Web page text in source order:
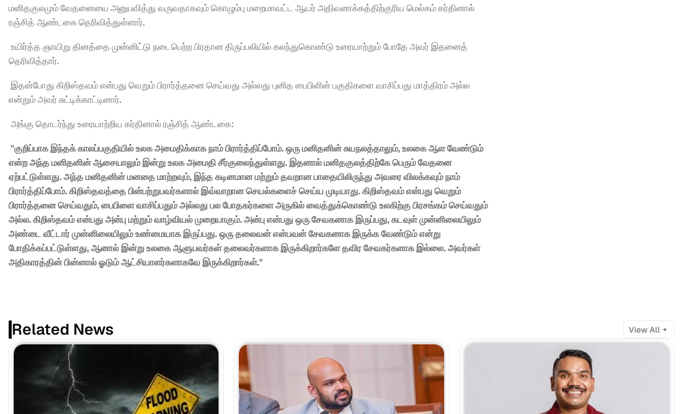
மனிதகுலமும் வேதனையை அனுபவித்து வருவதாகவும் கொழும்பு மறைமாவட்ட ஆயர் அதிவணக்கத்திற்குரிய மெல்கம் கர்தினால்
ரஞ்சித் ஆண்டகை தெரிவித்துள்ளார்.
உயிர்த்த ஞாயிறு தினத்தை முன்னிட்டு நடைபெற்ற பிரதான திருப்பலியில் கலந்துகொண்டு உரையாற்றும் போதே அவர் இதனைத்
தெரிவித்தார்.
இதன்போது கிறிஸ்தவம் என்பது வெறும் பிரார்த்தனை செய்வது அல்லது புனித பைபிளின் பகுதிகளை வாசிப்பது மாத்திரம் அல்ல
என்றும் அவர் சுட்டிக்காட்டினார்.
அங்கு தொடர்ந்து உரையாற்றிய கர்தினால் ரஞ்சித் ஆண்டகை:
"குறிப்பாக இந்தக் காலப்பகுதியில் உலக அமைதிக்காக நாம் பிரார்த்திப்போம். ஒரு மனிதனின் சுயநலத்தாலும், உலகை ஆள வேண்டும்
என்ற அந்த மனிதனின் ஆசையாலும் இன்று உலக அமைதி சீர்குலைந்துள்ளது. இதனால் மனிதகுலத்திற்கே பெரும் வேதனை
ஏற்பட்டுள்ளது. அந்த மனிதனின் மனதை மாற்றவும், இந்த கடினமான மற்றும் தவறான பாதையிலிருந்து அவரை விலக்கவும் நாம்
பிரார்த்திப்போம். கிறிஸ்தவத்தை பின்பற்றுபவர்களால் இவ்வாறான செயல்களைச் செய்ய முடியாது. கிறிஸ்தவம் என்பது வெறும்
பிரார்த்தனை செய்வதும், பைபிளை வாசிப்பதும் அல்லது பல போதகர்களை அருகில் வைத்துக்கொண்டு உலகிற்கு பிரசங்கம் செய்வதும்
அல்ல. கிறிஸ்தவம் என்பது அன்பு மற்றும் வாழ்வியல் முறையாகும். அன்பு என்பது ஒரு சேவகனாக இருப்பது, கடவுள் முன்னிலையிலும்
அண்டை வீட்டார் முன்னிலையிலும் உண்மையாக இருப்பது. ஒரு தலைவன் என்பவன் சேவகனாக இருக்க வேண்டும் என்று
போதிக்கப்பட்டுள்ளது, ஆனால் இன்று உலகை ஆளுபவர்கள் தலைவர்களாக இருக்கிறார்களே தவிர சேவகர்களாக இல்லை. அவர்கள்
அதிகாரத்தின் பின்னால் ஓடும் ஆட்சியாளர்களாகவே இருக்கிறார்கள்."
Related News View All